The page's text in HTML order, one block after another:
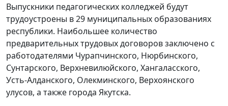
Выпускники педагогических колледжей будут
трудоустроены в 29 муниципальных образованиях
республики. Наибольшее количество
предварительных трудовых договоров заключено с
работодателями Чурапчинского, Нюрбинского,
Сунтарского, Верхневилюйского, Хангаласского,
Усть-Алданского, Олекминского, Верхоянского
улусов, а также города Якутска.